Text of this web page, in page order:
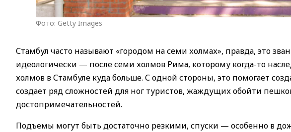
Фото: Getty Images
Стамбул часто называют «городом на семи холмах», правда, это
идеологически — после семи холмов Рима, которому когда-то
холмов в Стамбуле куда больше. С одной стороны, это помогает
создает ряд сложностей для ног туристов, жаждущих обойти
достопримечательностей.
Подъемы могут быть достаточно резкими, спуски — особенно в